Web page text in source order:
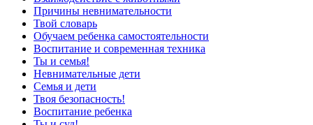
Причины невнимательности
Твой словарь
Обучаем ребенка самостоятельности
Воспитание и современная техника
Ты и семья!
Невнимательные дети
Семья и дети
Твоя безопасность!
Воспитание ребенка